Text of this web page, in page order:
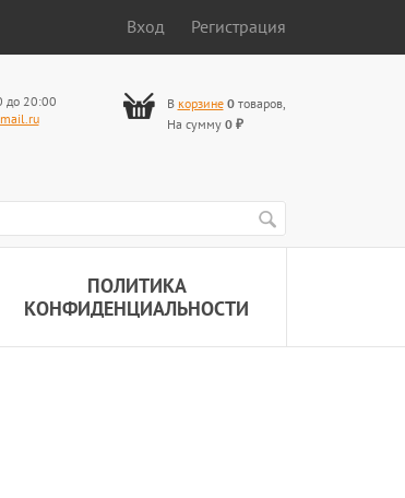
Вход Регистрация
до 20:00
В корзине 0товаров,
На сумму 0 ₽
ПОЛИТИКА
КОНФИДЕНЦИАЛЬНОСТИ